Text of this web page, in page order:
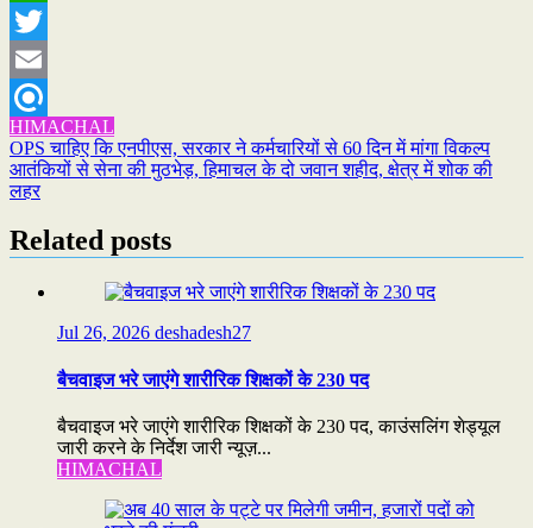
WhatsApp
Twitter
Email
Refind
HIMACHAL
Post
navigation
OPS चाहिए कि एनपीएस, सरकार ने कर्मचारियों से 60 दिन में मांगा विकल्प
आतंकियों से सेना की मुठभेड़, हिमाचल के दो जवान शहीद, क्षेत्र में शोक की
लहर
Related posts
Jul 26, 2026 deshadesh27
बैचवाइज भरे जाएंगे शारीरिक शिक्षकों के 230 पद
बैचवाइज भरे जाएंगे शारीरिक शिक्षकों के 230 पद, काउंसलिंग शेड्यूल
जारी करने के निर्देश जारी न्यूज़...
HIMACHAL